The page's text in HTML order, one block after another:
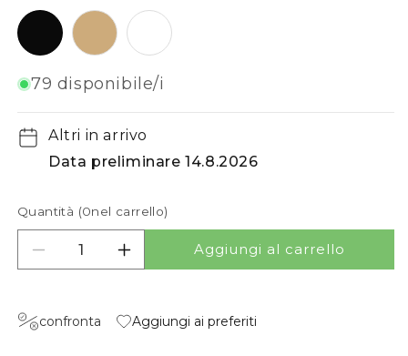
nero oro perlatobianco
79 disponibile/i
Altri in arrivo
Data preliminare 14.8.2026
Quantità (0nel carrello)
Diminuisci quantità per LARISA R 30 3CCT
Aumenta quantità per LARISA R 30
Aggiungi al carrello
confronta Aggiungi ai preferiti